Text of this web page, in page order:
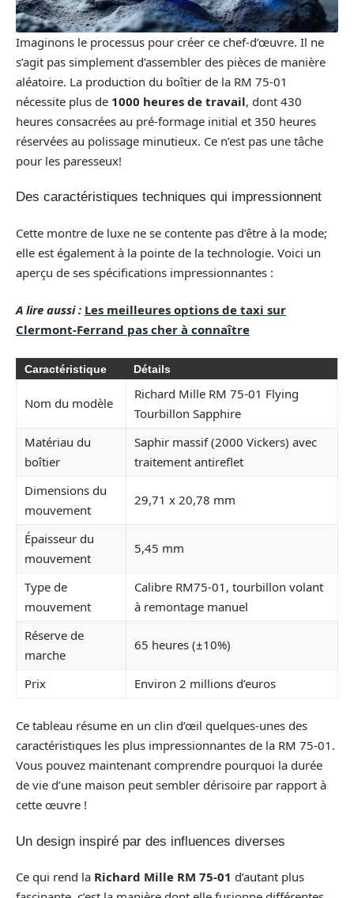
Imaginons le processus pour créer ce chef-d’œuvre. Il ne
s’agit pas simplement d’assembler des pièces de manière
aléatoire. La production du boîtier de la RM 75-01
nécessite plus de 1000 heures de travail, dont 430
heures consacrées au pré-formage initial et 350 heures
réservées au polissage minutieux. Ce n’est pas une tâche
pour les paresseux!
Des caractéristiques techniques qui impressionnent
Cette montre de luxe ne se contente pas d’être à la mode;
elle est également à la pointe de la technologie. Voici un
aperçu de ses spécifications impressionnantes :
A lire aussi : Les meilleures options de taxi sur
Clermont-Ferrand pas cher à connaître
Caractéristique Détails
Nom du modèle
Richard Mille RM 75-01 Flying
Tourbillon Sapphire
Matériau du
boîtier
Saphir massif (2000 Vickers) avec
traitement antireflet
Dimensions du
mouvement
29,71 x 20,78 mm
Épaisseur du
mouvement
5,45 mm
Type de
mouvement
Calibre RM75-01, tourbillon volant
à remontage manuel
Réserve de
marche
65 heures (±10%)
Prix Environ 2 millions d’euros
Ce tableau résume en un clin d’œil quelques-unes des
caractéristiques les plus impressionnantes de la RM 75-01.
Vous pouvez maintenant comprendre pourquoi la durée
de vie d’une maison peut sembler dérisoire par rapport à
cette œuvre !
Un design inspiré par des influences diverses
Ce qui rend la Richard Mille RM 75-01 d’autant plus